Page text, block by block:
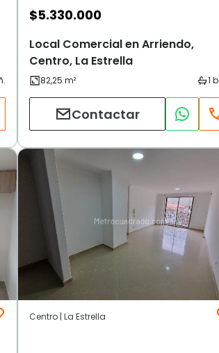
$5.330.000
Local Comercial en Arriendo,
Centro, La Estrella
Contactar
Centro | La Estrella